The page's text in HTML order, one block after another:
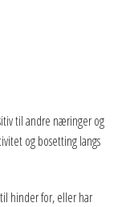
til andre næringer og
og bosetting langs
hinder for, eller har